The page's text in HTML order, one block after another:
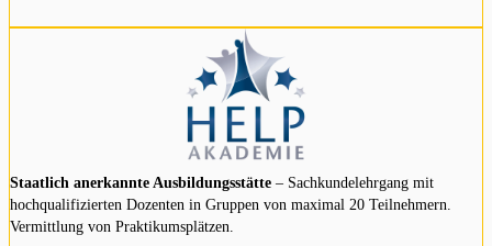
Staatlich anerkannte Ausbildungsstätte – Sachkundelehrgang mit
hochqualifizierten Dozenten in Gruppen von maximal 20 Teilnehmern.
Vermittlung von Praktikumsplätzen.